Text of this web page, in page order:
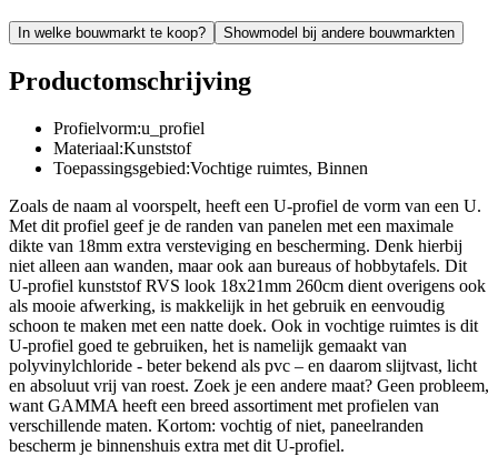
In welke bouwmarkt te koop? Showmodel bij andere bouwmarkten
Productomschrijving
Profielvorm:u_profiel
Materiaal:Kunststof
Toepassingsgebied:Vochtige ruimtes, Binnen
Zoals de naam al voorspelt, heeft een U-profiel de vorm van een U.
Met dit profiel geef je de randen van panelen met een maximale
dikte van 18mm extra versteviging en bescherming. Denk hierbij
niet alleen aan wanden, maar ook aan bureaus of hobbytafels. Dit
U-profiel kunststof RVS look 18x21mm 260cm dient overigens ook
als mooie afwerking, is makkelijk in het gebruik en eenvoudig
schoon te maken met een natte doek. Ook in vochtige ruimtes is dit
U-profiel goed te gebruiken, het is namelijk gemaakt van
polyvinylchloride - beter bekend als pvc – en daarom slijtvast, licht
en absoluut vrij van roest. Zoek je een andere maat? Geen probleem,
want GAMMA heeft een breed assortiment met profielen van
verschillende maten. Kortom: vochtig of niet, paneelranden
bescherm je binnenshuis extra met dit U-profiel.